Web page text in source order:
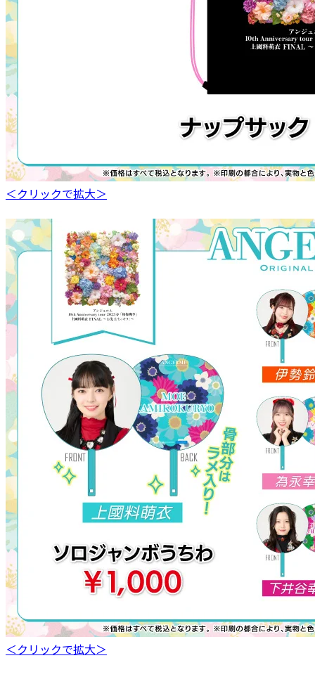
＜クリックで拡大＞
＜クリックで拡大＞